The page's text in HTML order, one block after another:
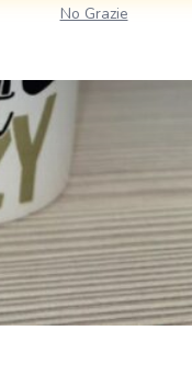
No Grazie